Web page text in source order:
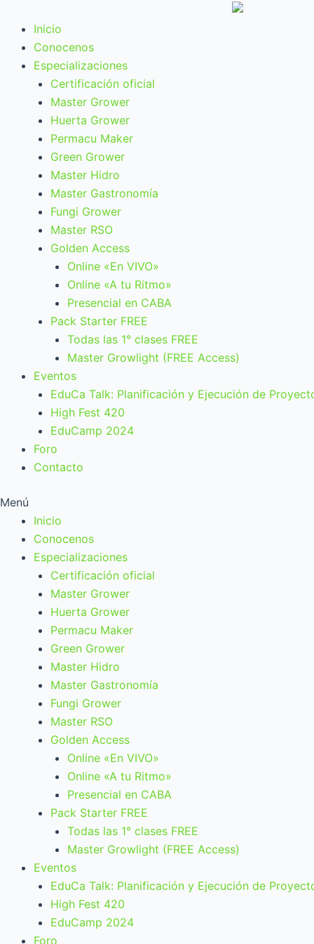
contenido
Inicio
Conocenos
Especializaciones
Certificación oficial
Master Grower
Huerta Grower
Permacu Maker
Green Grower
Master Hidro
Master Gastronomía
Fungi Grower
Master RSO
Golden Access
Online «En VIVO»
Online «A tu Ritmo»
Presencial en CABA
Pack Starter FREE
Todas las 1° clases FREE
Master Growlight (FREE Access)
Eventos
EduCa Talk: Planificación y Ejecución de
High Fest 420
EduCamp 2024
Foro
Contacto
Menú
Inicio
Conocenos
Especializaciones
Certificación oficial
Master Grower
Huerta Grower
Permacu Maker
Green Grower
Master Hidro
Master Gastronomía
Fungi Grower
Master RSO
Golden Access
Online «En VIVO»
Online «A tu Ritmo»
Presencial en CABA
Pack Starter FREE
Todas las 1° clases FREE
Master Growlight (FREE Access)
Eventos
EduCa Talk: Planificación y Ejecución de
High Fest 420
EduCamp 2024
Foro